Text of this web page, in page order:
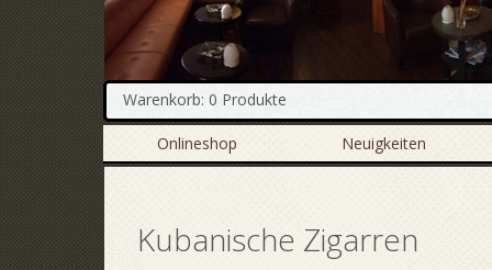
Warenkorb: 0 Produkte
Onlineshop Neuigkeiten
Kubanische Zigarren